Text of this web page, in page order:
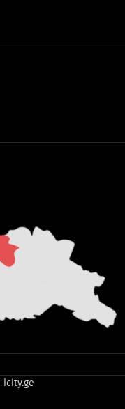
icity.ge